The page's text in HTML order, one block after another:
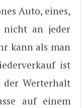
Auto, eines,
nicht an jeder
kann als man
ist
der Werterhalt
auf einem